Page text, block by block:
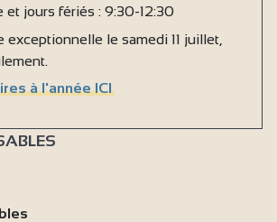
et jours fériés : 9:30-12:30
exceptionnelle le samedi 11 juillet,
à l'année ICI